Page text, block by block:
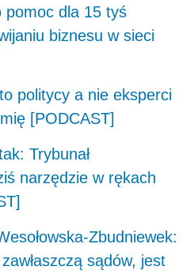
pomoc dla 15 tyś
biznesu w sieci
politycy a nie eksperci
[PODCAST]
Trybunał
narzędzie w rękach
Zbudniewek:
sądów, jest